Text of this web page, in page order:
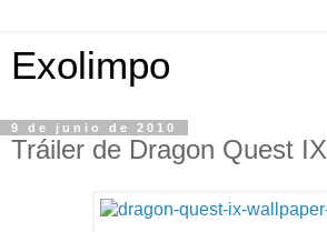
Exolimpo
9 de junio de 2010
Tráiler de Dragon Quest IX